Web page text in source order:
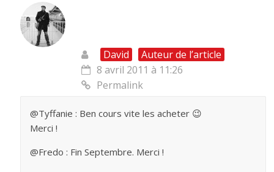
David
Auteur de l’article
8 avril 2011 à 11:26
Permalink
@Tyffanie : Ben cours vite les acheter 😉
Merci !
@Fredo : Fin Septembre. Merci !